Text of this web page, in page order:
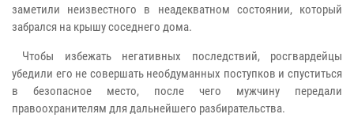
заметили неизвестного в неадекватном состоянии, который
забрался на крышу соседнего дома.
Чтобы избежать негативных последствий, росгвардейцы
убедили его не совершать необдуманных поступков и спуститься
в безопасное место, после чего мужчину передали
правоохранителям для дальнейшего разбирательства.